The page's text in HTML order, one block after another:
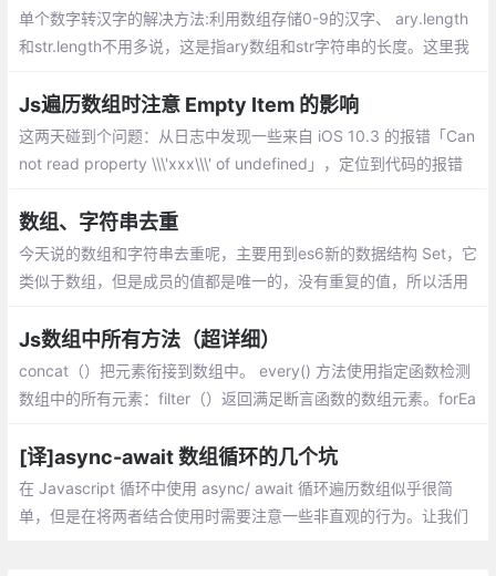
单个数字转汉字的解决方法:利用数组存储0-9的汉字、 ary.length
和str.length不用多说，这是指ary数组和str字符串的长度。这里我
为j的元素,在ary中索引为i的元素。
Js遍历数组时注意 Empty Item 的影响
这两天碰到个问题：从日志中发现一些来自 iOS 10.3 的报错「Can
not read property \\\'xxx\\\' of undefined」，定位到代码的报错
Object，但实际上出现了异常的元素
数组、字符串去重
今天说的数组和字符串去重呢，主要用到es6新的数据结构 Set，它
类似于数组，但是成员的值都是唯一的，没有重复的值，所以活用
Js数组中所有方法（超详细）
concat（）把元素衔接到数组中。 every() 方法使用指定函数检测
数组中的所有元素：filter（）返回满足断言函数的数组元素。forEa
[译]async-await 数组循环的几个坑
在 Javascript 循环中使用 async/ await 循环遍历数组似乎很简
单，但是在将两者结合使用时需要注意一些非直观的行为。让我们